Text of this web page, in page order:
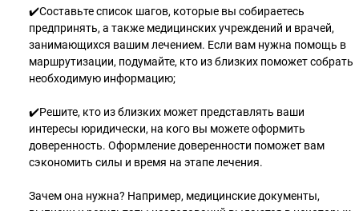
✔️Составьте список шагов, которые вы собираетесь
предпринять, а также медицинских учреждений и врачей,
занимающихся вашим лечением. Если вам нужна помощь в
маршрутизации, подумайте, кто из близких поможет собрать
необходимую информацию;
✔️Решите, кто из близких может представлять ваши
интересы юридически, на кого вы можете оформить
доверенность. Оформление доверенности поможет вам
сэкономить силы и время на этапе лечения.
Зачем она нужна? Например, медицинские документы,